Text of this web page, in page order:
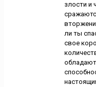
злости и
ли ты
свое